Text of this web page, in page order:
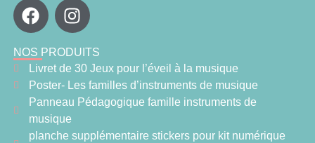
NOS PRODUITS
Livret de 30 Jeux pour l’éveil à la musique
Poster- Les familles d’instruments de musique
Panneau Pédagogique famille instruments de
musique
planche supplémentaire stickers pour kit numérique